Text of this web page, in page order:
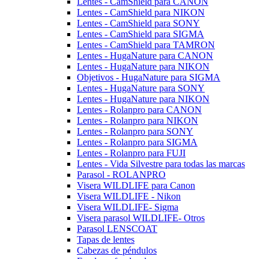
Lentes - CamShield para NIKON
Lentes - CamShield para SONY
Lentes - CamShield para SIGMA
Lentes - CamShield para TAMRON
Lentes - HugaNature para CANON
Lentes - HugaNature para NIKON
Objetivos - HugaNature para SIGMA
Lentes - HugaNature para SONY
Lentes - HugaNature para NIKON
Lentes - Rolanpro para CANON
Lentes - Rolanpro para NIKON
Lentes - Rolanpro para SONY
Lentes - Rolanpro para SIGMA
Lentes - Rolanpro para FUJI
Lentes - Vida Silvestre para todas las marcas
Parasol - ROLANPRO
Visera WILDLIFE para Canon
Visera WILDLIFE - Nikon
Visera WILDLIFE- Sigma
Visera parasol WILDLIFE- Otros
Parasol LENSCOAT
Tapas de lentes
Cabezas de péndulos